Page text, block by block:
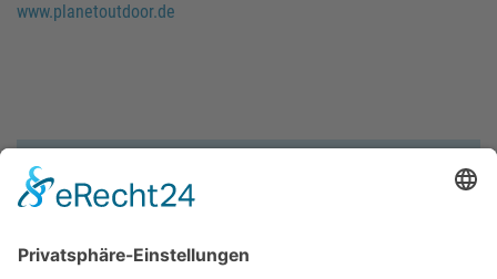
www.planetoutdoor.de
Übersicht
Startpunkt